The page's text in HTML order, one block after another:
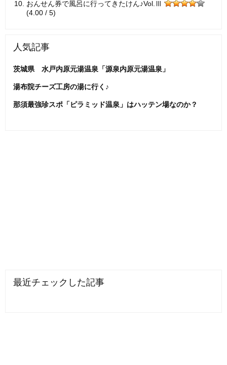
おんせん券で風呂に行ってきたけん♪Vol.Ⅲ
(4.00 / 5)
人気記事
茨城県 水戸内原元湯温泉「源泉内原元湯温泉」
湯布院チーズ工房の湯に行く♪
那須最強珍スポ「ピラミッド温泉」はハッテン場なのか？
最近チェックした記事